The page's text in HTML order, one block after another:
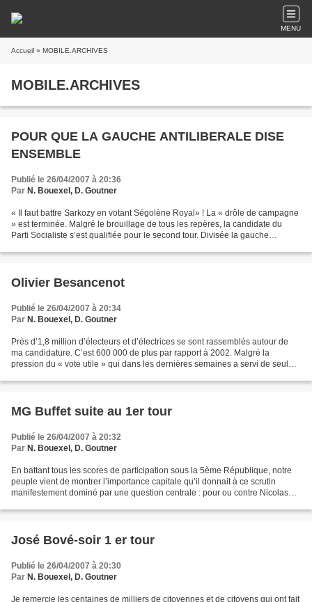
MENU
Accueil » MOBILE.ARCHIVES
MOBILE.ARCHIVES
POUR QUE LA GAUCHE ANTILIBERALE DISE
ENSEMBLE
Publié le 26/04/2007 à 20:36
Par N. Bouexel, D. Goutner
« Il faut battre Sarkozy en votant Ségolène Royal» ! La « drôle de campagne
» est terminée. Malgré le brouillage de tous les repères, la candidate du
Parti Socialiste s’est qualifiée pour le second tour. Divisée la gauche
Olivier Besancenot
Publié le 26/04/2007 à 20:34
Par N. Bouexel, D. Goutner
Près d’1,8 million d’électeurs et d’électrices se sont rassemblés autour de
ma candidature. C’est 600 000 de plus par rapport à 2002. Malgré la
pression du « vote utile » qui dans les dernières semaines a servi de seul
MG Buffet suite au 1er tour
Publié le 26/04/2007 à 20:32
Par N. Bouexel, D. Goutner
En battant tous les scores de participation sous la 5ème République, notre
peuple vient de montrer l’importance capitale qu’il donnait à ce scrutin
manifestement dominé par une question centrale : pour ou contre Nicolas
José Bové-soir 1 er tour
Publié le 26/04/2007 à 20:30
Par N. Bouexel, D. Goutner
Je remercie les centaines de milliers de citoyennes et de citoyens qui ont fait